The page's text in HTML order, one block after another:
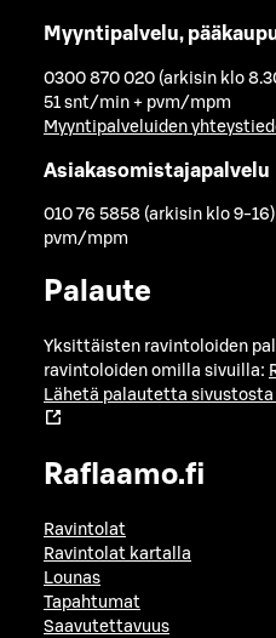
Myyntipalvelu,
0300 870 020 (arkisin klo
51 snt/min + pvm/mpm
Myyntipalveluiden
Asiakasomistajapalvelu
010 76 5858 (arkisin klo 9-16)
pvm/mpm
Palaute
Yksittäisten ravintoloiden
ravintoloiden omilla sivuilla:
Lähetä palautetta sivustosta
Raflaamo.fi
Ravintolat
Ravintolat kartalla
Lounas
Tapahtumat
Saavutettavuus